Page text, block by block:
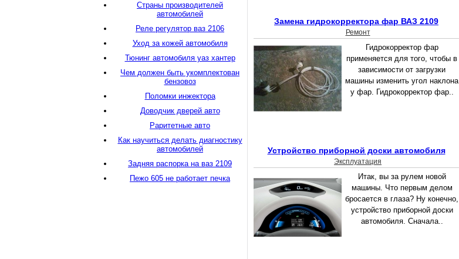
Замена гидрокорректора фар ВАЗ 2109
Ремонт
Гидрокорректор фар
применяется для того, чтобы в
зависимости от загрузки
машины изменить угол наклона
у фар. Гидрокорректор фар..
Устройство приборной доски автомобиля
Эксплуатация
Итак, вы за рулем новой
машины. Что первым делом
бросается в глаза? Ну конечно,
устройство приборной доски
автомобиля. Сначала..
Страны производителей
автомобилей
Реле регулятор ваз 2106
Уход за кожей автомобиля
Тюнинг автомобиля уаз хантер
Чем должен быть укомплектован
бензовоз
Поломки инжектора
Доводчик дверей авто
Раритетные авто
Как научиться делать диагностику
автомобилей
Задняя распорка на ваз 2109
Пежо 605 не работает печка